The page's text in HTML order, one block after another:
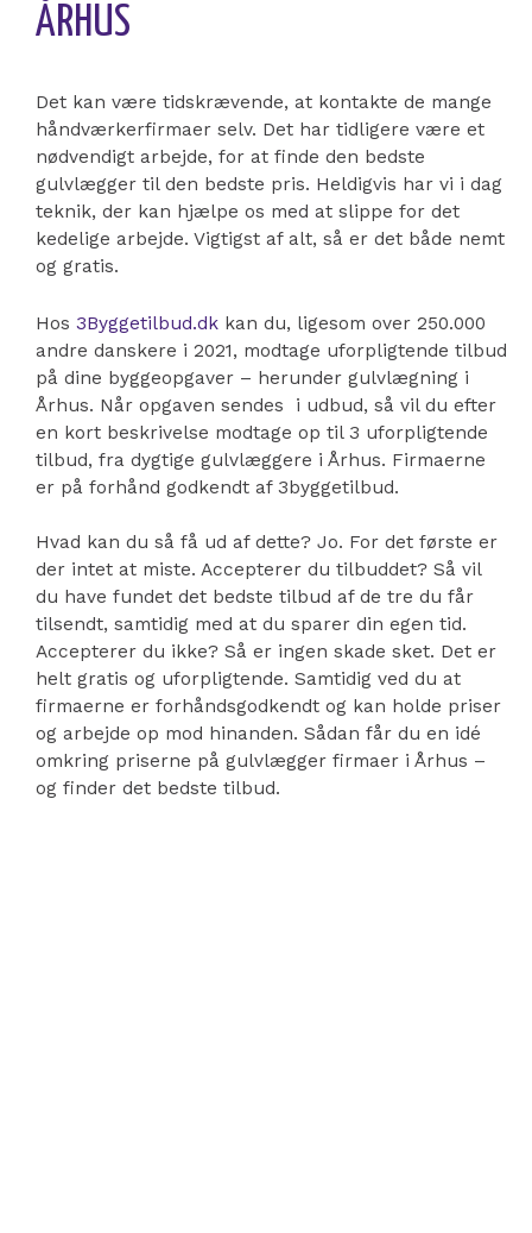
ÅRHUS
Det kan være tidskrævende, at kontakte de mange
håndværkerfirmaer selv. Det har tidligere være et
nødvendigt arbejde, for at finde den bedste
gulvlægger til den bedste pris. Heldigvis har vi i dag
teknik, der kan hjælpe os med at slippe for det
kedelige arbejde. Vigtigst af alt, så er det både nemt
og gratis.
Hos 3Byggetilbud.dk kan du, ligesom over 250.000
andre danskere i 2021, modtage uforpligtende tilbud
på dine byggeopgaver – herunder gulvlægning i
Århus. Når opgaven sendes i udbud, så vil du efter
en kort beskrivelse modtage op til 3 uforpligtende
tilbud, fra dygtige gulvlæggere i Århus. Firmaerne
er på forhånd godkendt af 3byggetilbud.
Hvad kan du så få ud af dette? Jo. For det første er
der intet at miste. Accepterer du tilbuddet? Så vil
du have fundet det bedste tilbud af de tre du får
tilsendt, samtidig med at du sparer din egen tid.
Accepterer du ikke? Så er ingen skade sket. Det er
helt gratis og uforpligtende. Samtidig ved du at
firmaerne er forhåndsgodkendt og kan holde priser
og arbejde op mod hinanden. Sådan får du en idé
omkring priserne på gulvlægger firmaer i Århus –
og finder det bedste tilbud.